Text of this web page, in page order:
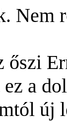
Nem
őszi
a
új